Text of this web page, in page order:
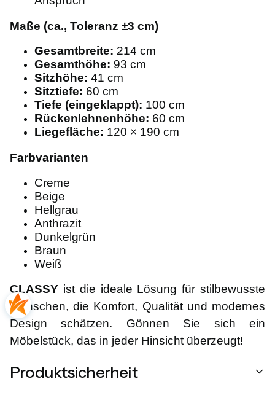
Maße (ca., Toleranz ±3 cm)
Gesamtbreite: 214 cm
Gesamthöhe: 93 cm
Sitzhöhe: 41 cm
Sitztiefe: 60 cm
Tiefe (eingeklappt): 100 cm
Rückenlehnenhöhe: 60 cm
Liegefläche: 120 × 190 cm
Farbvarianten
Creme
Beige
Hellgrau
Anthrazit
Dunkelgrün
Braun
Weiß
CLASSY ist die ideale Lösung für stilbewusste
Menschen, die Komfort, Qualität und modernes
Design schätzen. Gönnen Sie sich ein
Möbelstück, das in jeder Hinsicht überzeugt!
Produktsicherheit